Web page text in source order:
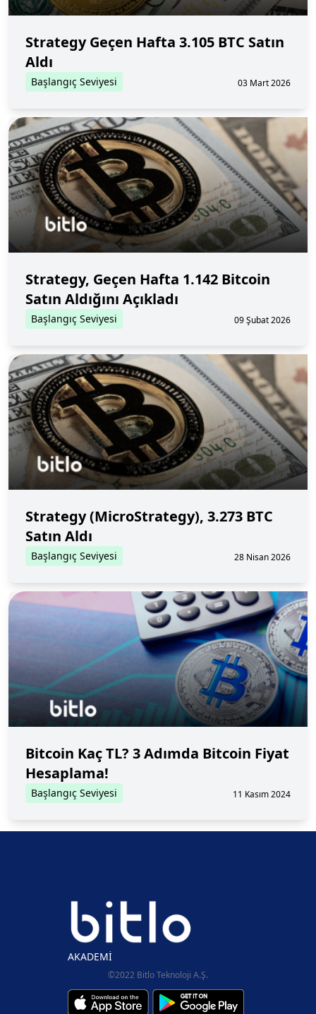
Strategy Geçen Hafta 3.105 BTC Satın
Aldı
Başlangıç Seviyesi 03 Mart 2026
Strategy, Geçen Hafta 1.142 Bitcoin
Satın Aldığını Açıkladı
Başlangıç Seviyesi 09 Şubat 2026
Strategy (MicroStrategy), 3.273 BTC
Satın Aldı
Başlangıç Seviyesi 28 Nisan 2026
Bitcoin Kaç TL? 3 Adımda Bitcoin Fiyat
Hesaplama!
Başlangıç Seviyesi 11 Kasım 2024
AKADEMİ
©2022 Bitlo Teknoloji A.Ş.